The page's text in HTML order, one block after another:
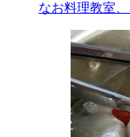
なお料理教室